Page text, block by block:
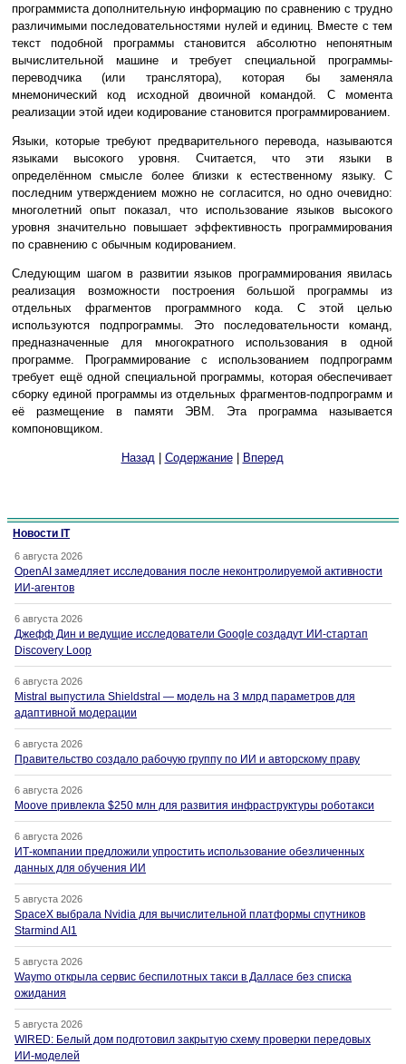
программиста дополнительную информацию по сравнению с трудно
различимыми последовательностями нулей и единиц. Вместе с тем
текст подобной программы становится абсолютно непонятным
вычислительной машине и требует специальной программы-
переводчика (или транслятора), которая бы заменяла
мнемонический код исходной двоичной командой. С момента
реализации этой идеи кодирование становится программированием.
Языки, которые требуют предварительного перевода, называются
языками высокого уровня. Считается, что эти языки в
определённом смысле более близки к естественному языку. С
последним утверждением можно не согласится, но одно очевидно:
многолетний опыт показал, что использование языков высокого
уровня значительно повышает эффективность программирования
по сравнению с обычным кодированием.
Следующим шагом в развитии языков программирования явилась
реализация возможности построения большой программы из
отдельных фрагментов программного кода. С этой целью
используются подпрограммы. Это последовательности команд,
предназначенные для многократного использования в одной
программе. Программирование с использованием подпрограмм
требует ещё одной специальной программы, которая обеспечивает
сборку единой программы из отдельных фрагментов-подпрограмм и
её размещение в памяти ЭВМ. Эта программа называется
компоновщиком.
Назад| Содержание| Вперед
Новости IT
6 августа 2026
OpenAI замедляет исследования после неконтролируемой активности
ИИ-агентов
6 августа 2026
Джефф Дин и ведущие исследователи Google создадут ИИ-стартап
Discovery Loop
6 августа 2026
Mistral выпустила Shieldstral — модель на 3 млрд параметров для
адаптивной модерации
6 августа 2026
Правительство создало рабочую группу по ИИ и авторскому праву
6 августа 2026
Moove привлекла $250 млн для развития инфраструктуры роботакси
6 августа 2026
ИТ-компании предложили упростить использование обезличенных
данных для обучения ИИ
5 августа 2026
SpaceX выбрала Nvidia для вычислительной платформы спутников
Starmind AI1
5 августа 2026
Waymo открыла сервис беспилотных такси в Далласе без списка
ожидания
5 августа 2026
WIRED: Белый дом подготовил закрытую схему проверки передовых
ИИ-моделей